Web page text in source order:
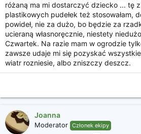
różaną ma mi dostarczyć dziecko ... tę
plastikowych pudełek też stosowałam,
powideł, nie za dużo, bo będzie za
ucieraną własnoręcznie, niestety
Czwartek. Na razie mam w ogrodzie
zawsze udaje mi się pozyskać
wiatr rozniesie, albo zniszczy deszcz.
Joanna
Moderator Członek ekipy